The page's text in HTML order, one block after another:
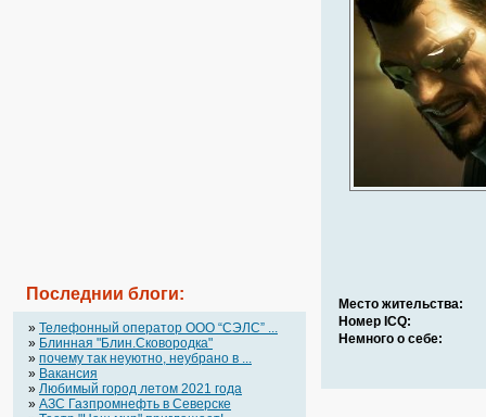
Последнии блоги:
» Телефонный оператор OOO “СЭЛС” ...
» Блинная "Блин.Сковородка"
» почему так неуютно, неубрано в ...
» Вакансия
» Любимый город летом 2021 года
» АЗС Газпромнефть в Северске
Место жительства:
Номер ICQ:
Немного о себе: